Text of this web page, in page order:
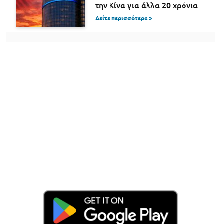
την Κίνα για άλλα 20 χρόνια
Δείτε περισσότερα >